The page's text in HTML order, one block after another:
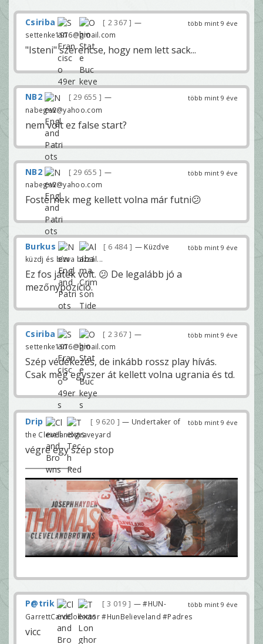
több mint 9 éve
Csiriba 2 367
—
settenke1976@gmail.com
"Isteni" szerencse, hogy nem lett sack...
több mint 9 éve
NB2 29 655
—
nabege2@yahoo.com
nem volt ez false start?
több mint 9 éve
NB2 29 655
—
nabege2@yahoo.com
Fosternek meg kellett volna már futni😕
több mint 9 éve
Burkus 6 484
— Küzdve
küzdj és bízva bízzál...
Ez fos játék volt. 😕 De legalább jó a
mezőnypozíció.
több mint 9 éve
Csiriba 2 367
—
settenke1976@gmail.com
Szép védekezés, de inkább rossz play hívás.
Csak még egyszer át kellett volna ugrania és td.
több mint 9 éve
Drip 9 620
— Undertaker of
the Cleveland graveyard
végre egy szép stop
több mint 9 éve
P@trik 3 019
— #HUN-
GarrettCardCollector #HunBelieveland #Padres
vicc